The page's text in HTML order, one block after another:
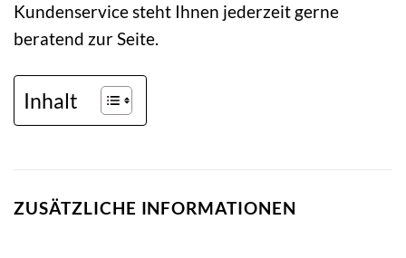
Kundenservice steht Ihnen jederzeit gerne
beratend zur Seite.
Inhalt
ZUSÄTZLICHE INFORMATIONEN